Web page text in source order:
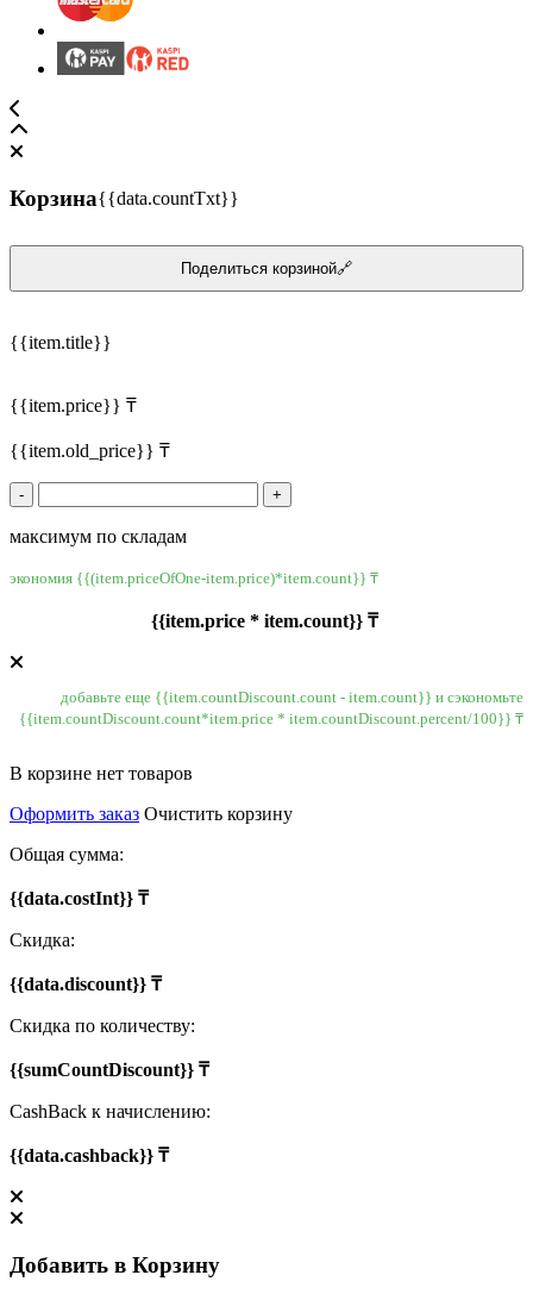
Корзина{{data.countTxt}}
Поделиться корзиной🔗
{{item.title}}
{{item.price}} ₸
{{item.old_price}} ₸
- +
максимум по складам
экономия {{(item.priceOfOne-item.price)*item.count}} ₸
{{item.price * item.count}} ₸
добавьте еще {{item.countDiscount.count - item.count}} и сэкономьте
{{item.countDiscount.count*item.price * item.countDiscount.percent/100}} ₸
В корзине нет товаров
Оформить заказ Очистить корзину
Общая сумма:
{{data.costInt}} ₸
Скидка:
{{data.discount}} ₸
Скидка по количеству:
{{sumCountDiscount}} ₸
CashBack к начислению:
{{data.cashback}} ₸
Добавить в Корзину